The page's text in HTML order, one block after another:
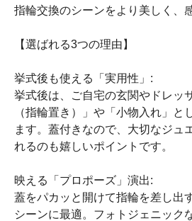
指輪交換のシーンをより美しく、
【選ばれる3つの理由】
挙式後も使える「実用性」:
挙式後は、ご自宅の玄関やドレッ
（指輪置き）」や「小物入れ」と
ます。蓋付きなので、大切なジュ
れるのも嬉しいポイントです。
映える「プロポーズ」演出:
蓋をパカッと開けて指輪を差し出
シーンに最適。フォトジェニック